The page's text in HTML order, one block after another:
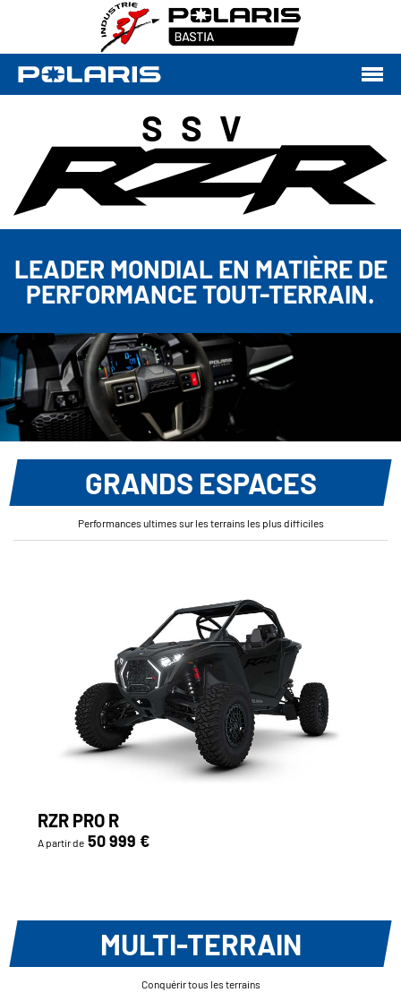
SSV
LEADER MONDIAL EN MATIÈRE DE
PERFORMANCE TOUT-TERRAIN.
GRANDS ESPACES
Performances ultimes sur les terrains les plus difficiles
RZR PRO R
A partir de 50 999 €
MULTI-TERRAIN
Conquérir tous les terrains